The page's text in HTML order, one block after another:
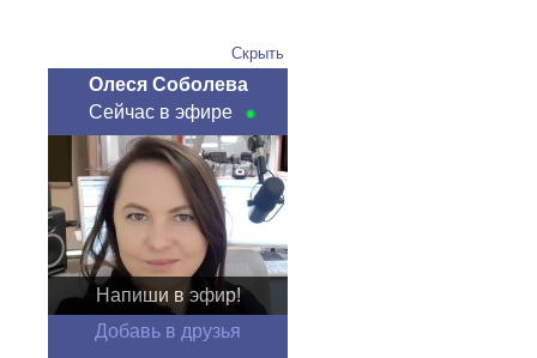
Скрыть
Олеся Соболева
Сейчас в эфире
Напиши в эфир!
Добавь в друзья